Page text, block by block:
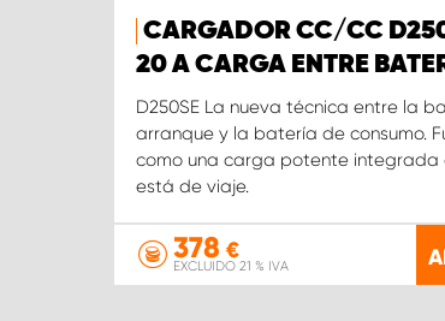
CARGADOR CC/CC
20 A CARGA ENTRE
D250SE La nueva técnica entre la
arranque y la batería de consumo.
como una carga potente integrada
está de viaje.
378 €
EXCLUIDO 21 % IVA